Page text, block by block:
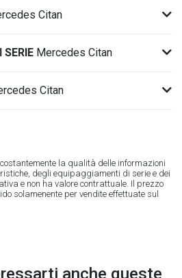
Citan
SERIE Mercedes Citan
Citan
la qualità delle informazioni
degli equipaggiamenti di serie e dei
e non ha valore contrattuale. Il prezzo
solamenente per vendite effettuate sul
anche queste